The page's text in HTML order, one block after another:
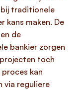
traditionele
kans maken. De
de
bankier zorgen
toch
kan
via reguliere